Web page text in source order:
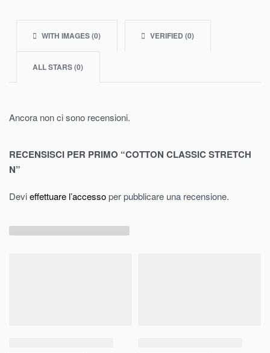
WITH IMAGES (0) VERIFIED (0)
ALL STARS (0)
Ancora non ci sono recensioni.
RECENSISCI PER PRIMO “COTTON CLASSIC STRETCH
N”
Devieffettuare l’accessoper pubblicare una recensione.